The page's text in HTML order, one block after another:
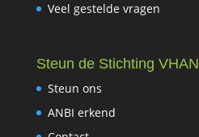
Veel gestelde vragen
Steun de Stichting VHAN
Steun ons
ANBI erkend